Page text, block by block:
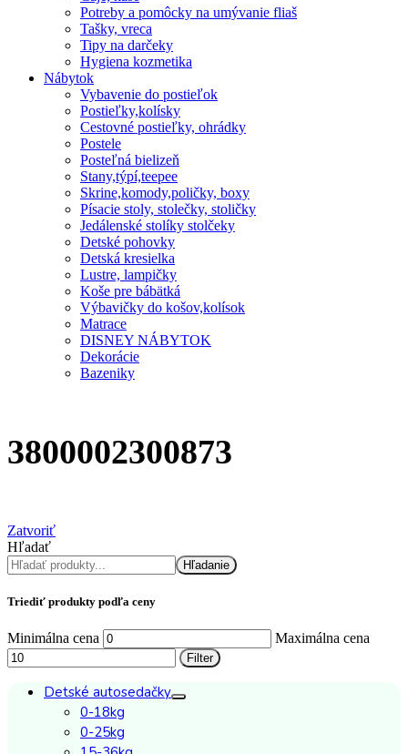
Potreby a pomôcky na umývanie fliaš
Tašky, vreca
Tipy na darčeky
Hygiena kozmetika
Nábytok
Vybavenie do postieľok
Postieľky,kolísky
Cestovné postieľky, ohrádky
Postele
Posteľná bielizeň
Stany,týpí,teepee
Skrine,komody,poličky, boxy
Písacie stoly, stolečky, stoličky
Jedálenské stolíky stolčeky
Detské pohovky
Detská kresielka
Lustre, lampičky
Koše pre bábätká
Výbavičky do košov,kolísok
Matrace
DISNEY NÁBYTOK
Dekorácie
Bazeniky
3800002300873
Zatvoriť
Hľadať
Hľadanie
Triediť produkty podľa ceny
Minimálna cena Maximálna cena
Filter
Detské autosedačky
0-18kg
0-25kg